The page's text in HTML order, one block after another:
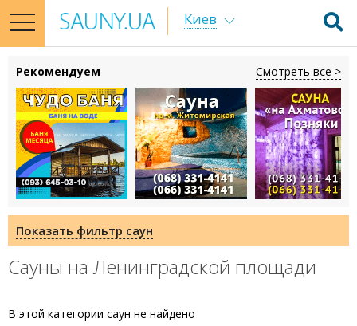
toggle
navigation
Киев
Рекомендуем Смотреть все >
Сауны на Ленинградской площади
В этой категории саун не найдено
Показать фильтр саун